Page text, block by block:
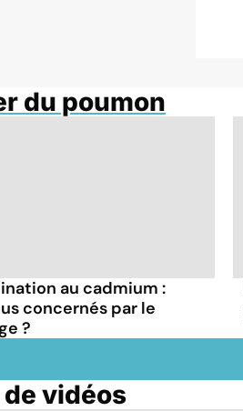
du poumon
au cadmium :
concernés par le
?
vidéos